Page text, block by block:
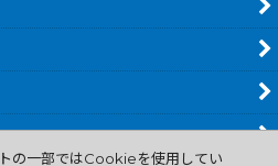
の一部ではCookieを使用してい